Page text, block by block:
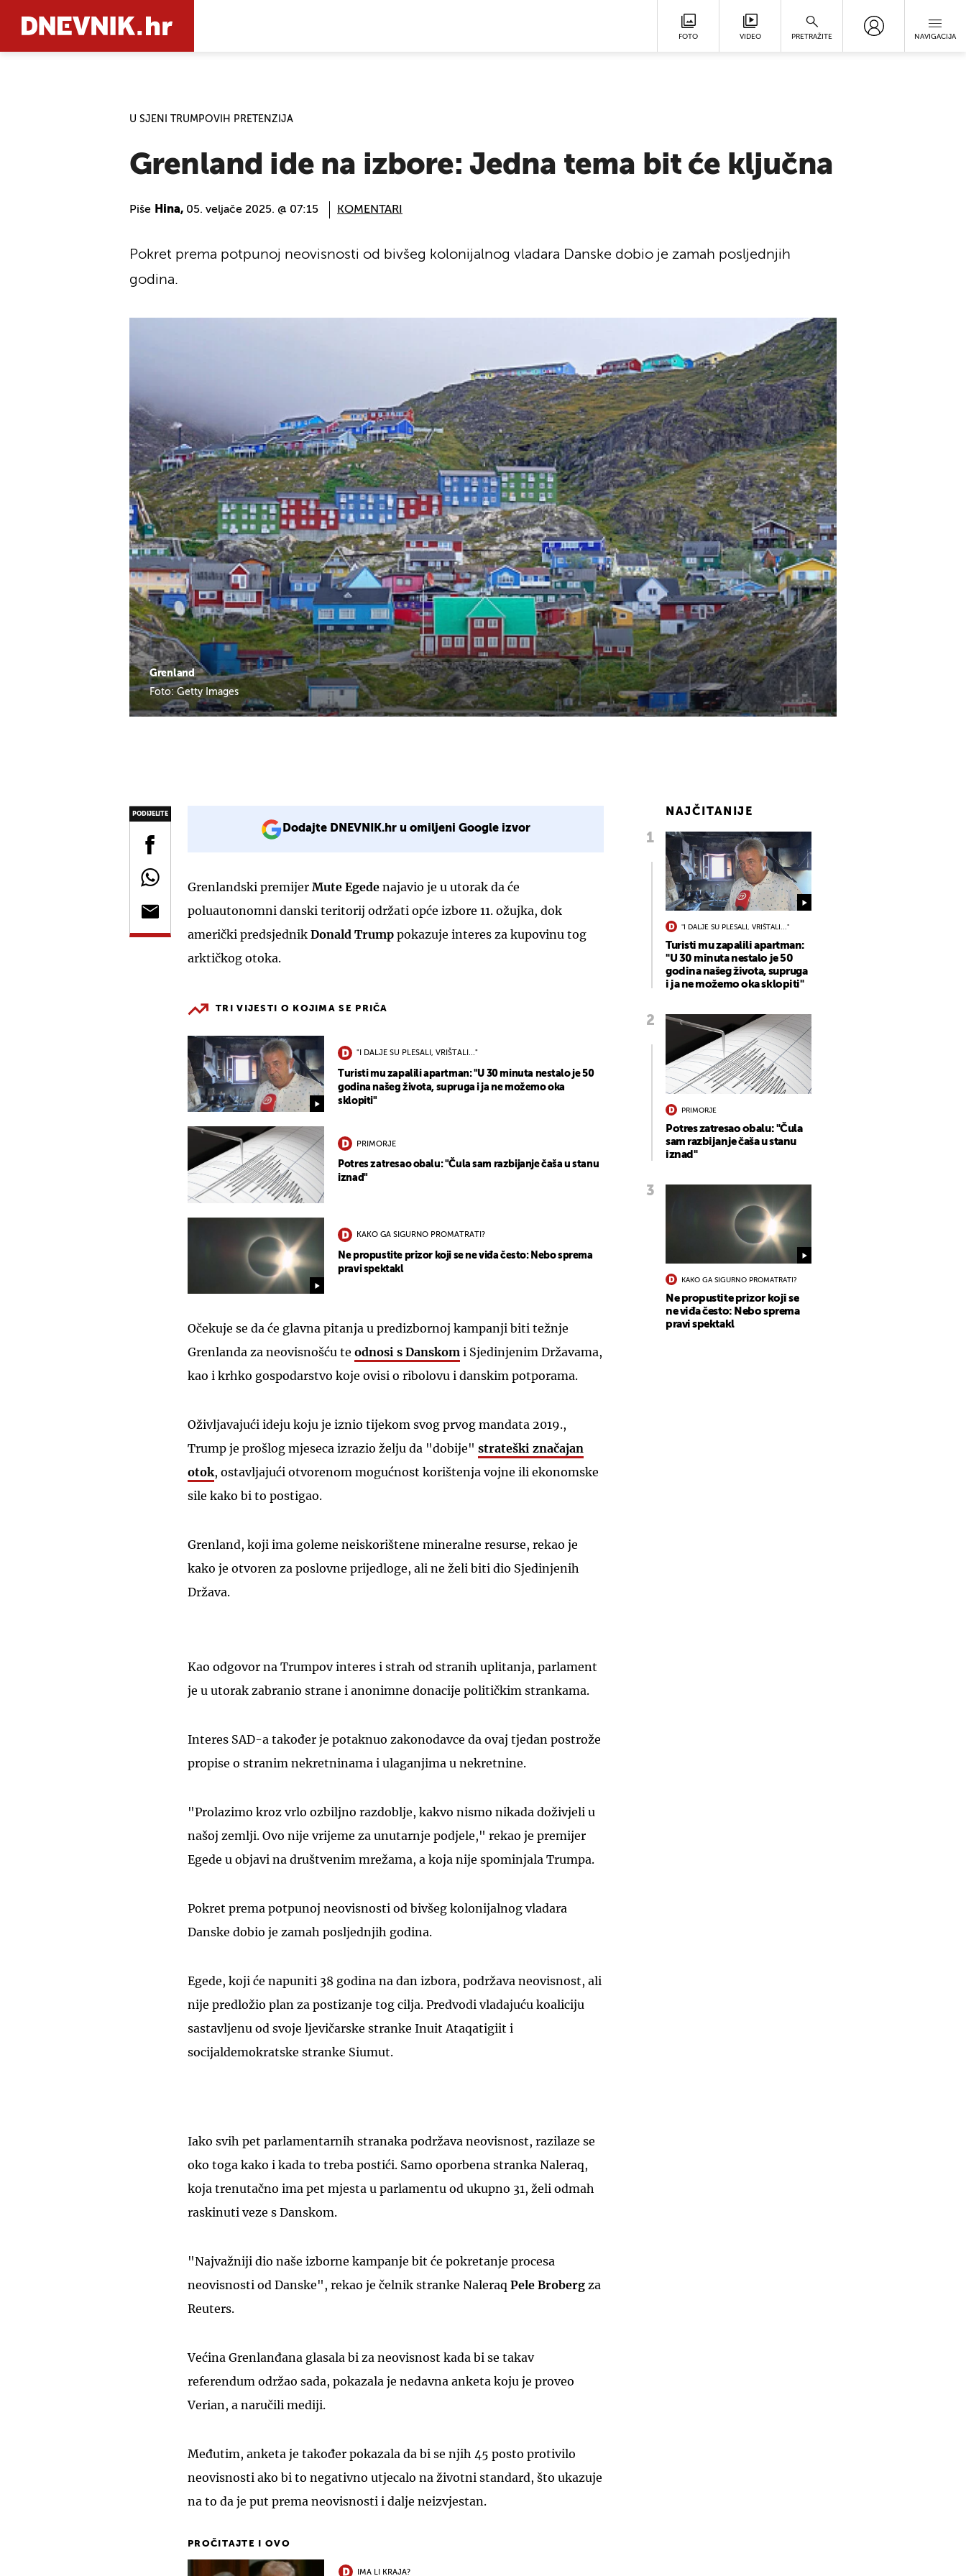
FOTO VIDEO PRETRAŽITE NAVIGACIJA
U SJENI TRUMPOVIH PRETENZIJA
Grenland ide na izbore: Jedna tema bit će ključna
Piše Hina, 05. veljače 2025. @ 07:15 KOMENTARI
Grenland
Foto: Getty Images
Pokret prema potpunoj neovisnosti od bivšeg kolonijalnog vladara Danske dobio je zamah posljednjih
godina.
PODIJELITE
Dodajte DNEVNIK.hr u omiljeni Google izvor
Grenlandski premijer Mute Egede najavio je u utorak da će
poluautonomni danski teritorij održati opće izbore 11. ožujka, dok
američki predsjednik Donald Trump pokazuje interes za kupovinu tog
arktičkog otoka.
TRI VIJESTI O KOJIMA SE PRIČA
"I DALJE SU PLESALI, VRIŠTALI..."
Turisti mu zapalili apartman: "U 30 minuta nestalo je 50
godina našeg života, supruga i ja ne možemo oka
sklopiti"
PRIMORJE
Potres zatresao obalu: "Čula sam razbijanje čaša u stanu
iznad"
KAKO GA SIGURNO PROMATRATI?
Ne propustite prizor koji se ne viđa često: Nebo sprema
pravi spektakl
Očekuje se da će glavna pitanja u predizbornoj kampanji biti težnje
Grenlanda za neovisnošću te odnosi s Danskom i Sjedinjenim Državama,
kao i krhko gospodarstvo koje ovisi o ribolovu i danskim potporama.
Oživljavajući ideju koju je iznio tijekom svog prvog mandata 2019.,
Trump je prošlog mjeseca izrazio želju da "dobije" strateški značajan
otok, ostavljajući otvorenom mogućnost korištenja vojne ili ekonomske
sile kako bi to postigao.
Grenland, koji ima goleme neiskorištene mineralne resurse, rekao je
kako je otvoren za poslovne prijedloge, ali ne želi biti dio Sjedinjenih
Država.
Kao odgovor na Trumpov interes i strah od stranih uplitanja, parlament
je u utorak zabranio strane i anonimne donacije političkim strankama.
Interes SAD-a također je potaknuo zakonodavce da ovaj tjedan postrože
propise o stranim nekretninama i ulaganjima u nekretnine.
"Prolazimo kroz vrlo ozbiljno razdoblje, kakvo nismo nikada doživjeli u
našoj zemlji. Ovo nije vrijeme za unutarnje podjele," rekao je premijer
Egede u objavi na društvenim mrežama, a koja nije spominjala Trumpa.
Pokret prema potpunoj neovisnosti od bivšeg kolonijalnog vladara
Danske dobio je zamah posljednjih godina.
Egede, koji će napuniti 38 godina na dan izbora, podržava neovisnost, ali
nije predložio plan za postizanje tog cilja. Predvodi vladajuću koaliciju
sastavljenu od svoje ljevičarske stranke Inuit Ataqatigiit i
socijaldemokratske stranke Siumut.
Iako svih pet parlamentarnih stranaka podržava neovisnost, razilaze se
oko toga kako i kada to treba postići. Samo oporbena stranka Naleraq,
koja trenutačno ima pet mjesta u parlamentu od ukupno 31, želi odmah
raskinuti veze s Danskom.
"Najvažniji dio naše izborne kampanje bit će pokretanje procesa
neovisnosti od Danske", rekao je čelnik stranke Naleraq Pele Broberg za
Reuters.
Većina Grenlanđana glasala bi za neovisnost kada bi se takav
referendum održao sada, pokazala je nedavna anketa koju je proveo
Verian, a naručili mediji.
Međutim, anketa je također pokazala da bi se njih 45 posto protivilo
neovisnosti ako bi to negativno utjecalo na životni standard, što ukazuje
na to da je put prema neovisnosti i dalje neizvjestan.
PROČITAJTE I OVO
IMA LI KRAJA?
NAJČITANIJE
"I DALJE SU PLESALI, VRIŠTALI..."
Turisti mu zapalili apartman:
"U 30 minuta nestalo je 50
godina našeg života, supruga
i ja ne možemo oka sklopiti"
PRIMORJE
Potres zatresao obalu: "Čula
sam razbijanje čaša u stanu
iznad"
KAKO GA SIGURNO PROMATRATI?
Ne propustite prizor koji se
ne viđa često: Nebo sprema
pravi spektakl